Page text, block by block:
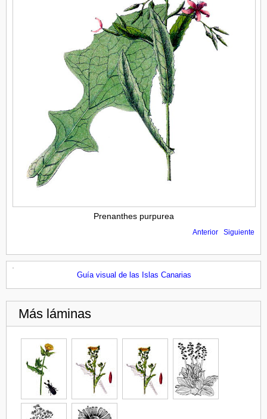
Prenanthes purpurea
Anterior Siguiente
Guía visual de las Islas Canarias
Más láminas